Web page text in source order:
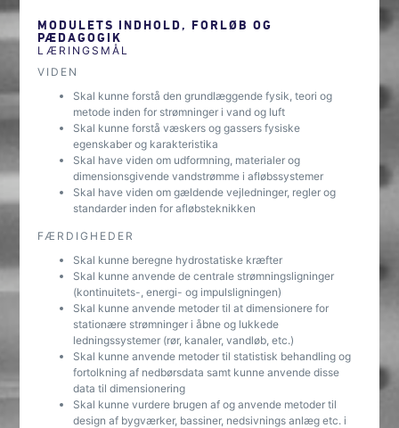
MODULETS INDHOLD, FORLØB OG
PÆDAGOGIK
LÆRINGSMÅL
VIDEN
Skal kunne forstå den grundlæggende fysik, teori og
metode inden for strømninger i vand og luft
Skal kunne forstå væskers og gassers fysiske
egenskaber og karakteristika
Skal have viden om udformning, materialer og
dimensionsgivende vandstrømme i afløbssystemer
Skal have viden om gældende vejledninger, regler og
standarder inden for afløbsteknikken
FÆRDIGHEDER
Skal kunne beregne hydrostatiske kræfter
Skal kunne anvende de centrale strømningsligninger
(kontinuitets-, energi- og impulsligningen)
Skal kunne anvende metoder til at dimensionere for
stationære strømninger i åbne og lukkede
ledningssystemer (rør, kanaler, vandløb, etc.)
Skal kunne anvende metoder til statistisk behandling og
fortolkning af nedbørsdata samt kunne anvende disse
data til dimensionering
Skal kunne vurdere brugen af og anvende metoder til
design af bygværker, bassiner, nedsivnings anlæg etc. i